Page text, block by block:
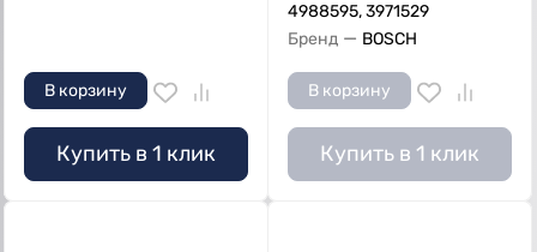
В корзину
Купить в 1 клик
4988595, 3971529
Бренд — BOSCH
В корзину
Купить в 1 клик